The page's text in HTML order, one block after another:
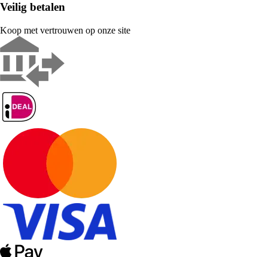
Veilig betalen
Koop met vertrouwen op onze site